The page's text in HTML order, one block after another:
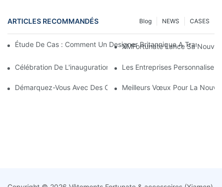
ARTICLES RECOMMANDÉS CASES
NEWS
Blog
Étude De Cas : Comment Un Designer Britannique A
XMFortunate Lance Sa
Célébration De L'inauguration À L'occasion Du Nouvel An
Les Entreprises
Démarquez-Vous Avec Des Couvre-Chefs Personnalisés
Meilleurs Vœux Pour La